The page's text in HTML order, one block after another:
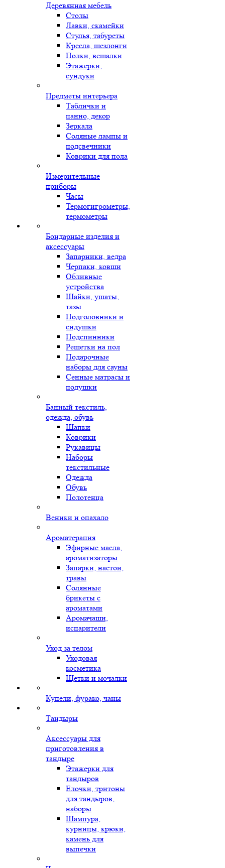
Деревянная мебель
Столы
Лавки, скамейки
Стулья, табуреты
Кресла, шезлонги
Полки, вешалки
Этажерки,
сундуки
Предметы интерьера
Таблички и
панно, декор
Зеркала
Соляные лампы и
подсвечники
Коврики для пола
Измерительные
приборы
Часы
Термогигрометры,
термометры
Бондарные изделия и
аксессуары
Запарники, ведра
Черпаки, ковши
Обливные
устройства
Шайки, ушаты,
тазы
Подголовники и
сидушки
Подспинники
Решетки на пол
Подарочные
наборы для сауны
Сенные матрасы и
подушки
Банный текстиль,
одежда, обувь
Шапки
Коврики
Рукавицы
Наборы
текстильные
Одежда
Обувь
Полотенца
Веники и опахало
Ароматерапия
Эфирные масла,
ароматизаторы
Запарки, настои,
травы
Солянные
брикеты с
ароматами
Аромачаши,
испарители
Уход за телом
Уходовая
косметика
Щетки и мочалки
Купели, фурако, чаны
Тандыры
Аксессуары для
приготовления в
тандыре
Этажерки для
тандыров
Елочки, тритоны
для тандыров,
наборы
Шампура,
курницы, крюки,
камень для
выпечки